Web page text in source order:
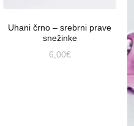
Uhani črno – srebrni prave
snežinke
6,00€